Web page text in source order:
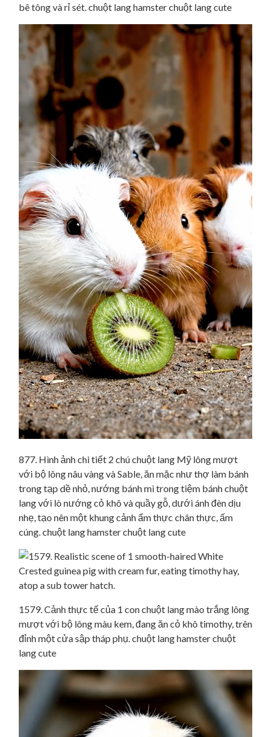
bê tông và rỉ sét. chuột lang hamster chuột lang cute
877. Hình ảnh chi tiết 2 chú chuột lang Mỹ lông mượt
với bộ lông nâu vàng và Sable, ăn mặc như thợ làm bánh
trong tạp dề nhỏ, nướng bánh mì trong tiệm bánh chuột
lang với lò nướng cỏ khô và quầy gỗ, dưới ánh đèn dịu
nhẹ, tạo nên một khung cảnh ẩm thực chân thực, ấm
cúng. chuột lang hamster chuột lang cute
1579. Cảnh thực tế của 1 con chuột lang mào trắng lông
mượt với bộ lông màu kem, đang ăn cỏ khô timothy, trên
đỉnh một cửa sập tháp phụ. chuột lang hamster chuột
lang cute